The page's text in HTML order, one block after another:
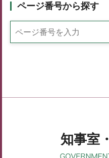
ページ番号から探す
知事室